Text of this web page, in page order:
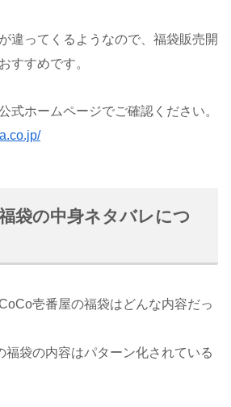
違ってくるようなので、福袋販売開
すすめです。
式ホームページでご確認ください。
袋の中身ネタバレにつ
壱番屋の福袋はどんな内容だっ
福袋の内容はパターン化されている